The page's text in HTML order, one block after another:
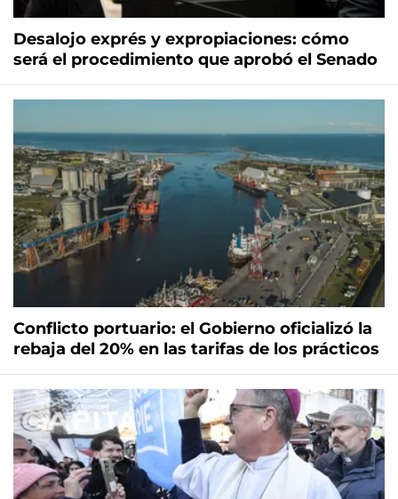
Desalojo exprés y expropiaciones: cómo
será el procedimiento que aprobó el Senado
Conflicto portuario: el Gobierno oficializó la
rebaja del 20% en las tarifas de los prácticos